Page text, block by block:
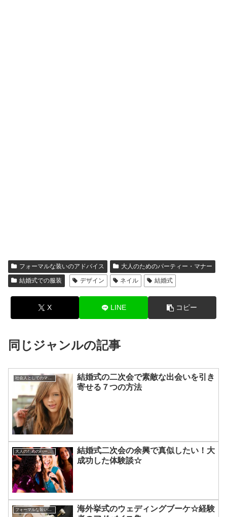
フォーマルな装いのアドバイス
大人のためのパーティー・マナー
結婚式での服装
デザイン ネイル 結婚式
X LINE コピー
同じジャンルの記事
社会人としてのマナー
結婚式の二次会で素敵な出会いを引き
寄せる７つの方法
大人のためのパーティー・マナー
結婚式二次会の余興で真似したい！大
成功した体験談☆
フォーマルな装いのアドバイス
海外挙式のウェディングブーケ☆経験